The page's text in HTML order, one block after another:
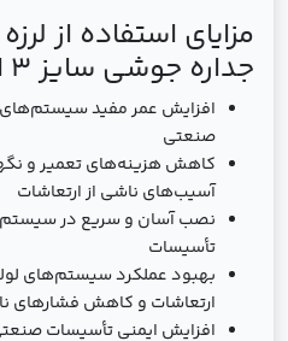
مزایای استفاده از
جداره جوشی سایز 3 اینچ
افزایش عمر مفید
صنعتی
کاهش هزینه‌های تعمیر و
آسیب‌های ناشی از ارتعاشات
نصب آسان و سریع در
تأسیسات
بهبود عملکرد سیستم‌های
ارتعاشات و کاهش فشارهای
افزایش ایمنی تأسیسات